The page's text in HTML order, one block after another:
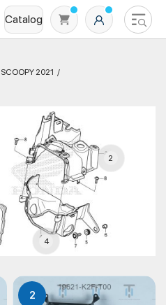
Catalog
nào trong giỏ hàng
SCOOPY 2021
2
4
2